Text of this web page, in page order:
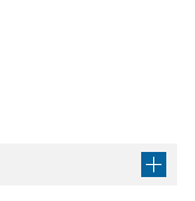
Ottieni articolo